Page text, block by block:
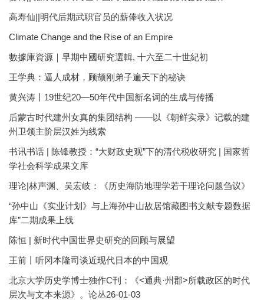
高寿仙||明代后期武职官员的薪俸收入状况
Climate Change and the Rise of an Empire
數據庫資源｜早期中國研究選輯, 十六至二十世紀初
王学典：逼人成材，顾颉刚弟子遍天下的秘诀
黄兴涛丨19世纪20—50年代中国新名词的生成与传播
后蒙古时代建州女真的集团结构 ——以《朝鲜实录》记载的建
州卫领主阶层汉姓为线索
书讯书话 | 陈锋教授：“大财政史观”下的清代税收研究 | 国家哲
学社会科学成果文库
理论|林声渊、吴宏岐：《历史海防地理学若干理论问题刍议》
“孙中山《实业计划》与上海孙中山故居馆藏图书文献专题数据
库”二期成果上线
陈恒 | 新时代中国世界史研究的回顾与展望
王前丨听冈本隆司谈近现代日本的中国观
北京大学历史学博士独作C刊：《<通典·州郡>所载政区的时代
层次与文本来源》。论丛26-01-03